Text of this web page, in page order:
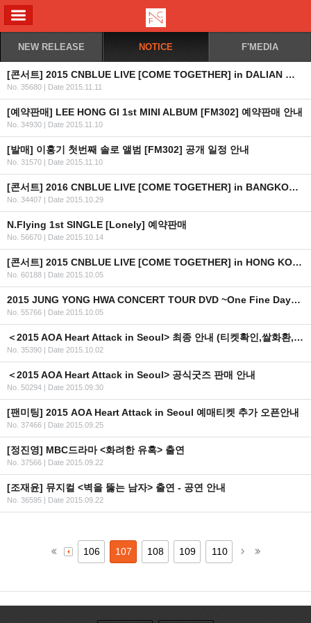
NEW RELEASE NOTICE F'MEDIA
[콘서트] 2015 CNBLUE LIVE [COME TOGETHER] in DALIAN 일정 안내
No. 35680 | Date 2015.11.11
[예약판매] LEE HONG GI 1st MINI ALBUM [FM302] 예약판매 안내
No. 34930 | Date 2015.11.10
[발매] 이홍기 첫번째 솔로 앨범 [FM302] 공개 일정 안내
No. 31570 | Date 2015.11.10
[콘서트] 2016 CNBLUE LIVE [COME TOGETHER] in BANGKOK 안내
No. 34407 | Date 2015.10.29
N.Flying 1st SINGLE [Lonely] 예약판매
No. 56670 | Date 2015.10.14
[콘서트] 2015 CNBLUE LIVE [COME TOGETHER] in HONG KONG 안내 (수정)
No. 60188 | Date 2015.10.05
2015 JUNG YONG HWA CONCERT TOUR DVD ~One Fine Day~ 발매 안내
No. 55766 | Date 2015.10.05
＜2015 AOA Heart Attack in Seoul> 최종 안내 (티켓확인,쌀화환,굿즈,현장판매)
No. 35390 | Date 2015.10.02
＜2015 AOA Heart Attack in Seoul> 공식굿즈 판매 안내
No. 50294 | Date 2015.09.30
[팬미팅] 2015 AOA Heart Attack in Seoul 예매티켓 추가 오픈안내
No. 37466 | Date 2015.09.25
[정진영] MBC드라마 <화려한 유혹> 출연
No. 37566 | Date 2015.09.22
[조재윤] 뮤지컬 <벽을 뚫는 남자> 출연 - 공연 안내
No. 36595 | Date 2015.09.22
106 107 108 109 110